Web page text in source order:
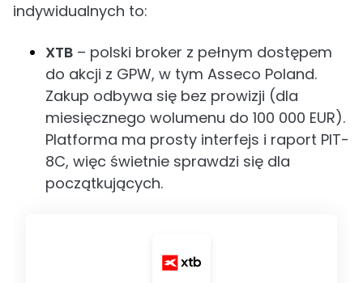
indywidualnych to:
XTB – polski broker z pełnym dostępem
do akcji z GPW, w tym Asseco Poland.
Zakup odbywa się bez prowizji (dla
miesięcznego wolumenu do 100 000 EUR).
Platforma ma prosty interfejs i raport PIT-
8C, więc świetnie sprawdzi się dla
początkujących.